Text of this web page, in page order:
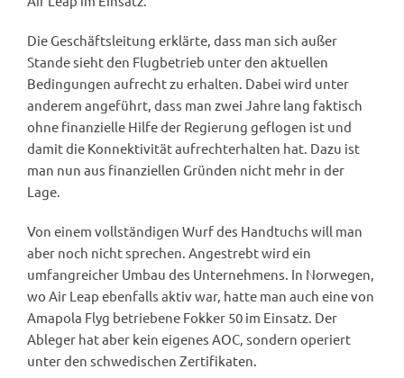
Die Geschäftsleitung erklärte, dass man sich außer
Stande sieht den Flugbetrieb unter den aktuellen
Bedingungen aufrecht zu erhalten. Dabei wird unter
anderem angeführt, dass man zwei Jahre lang faktisch
ohne finanzielle Hilfe der Regierung geflogen ist und
damit die Konnektivität aufrechterhalten hat. Dazu ist
man nun aus finanziellen Gründen nicht mehr in der
Lage.
Von einem vollständigen Wurf des Handtuchs will man
aber noch nicht sprechen. Angestrebt wird ein
umfangreicher Umbau des Unternehmens. In Norwegen,
wo Air Leap ebenfalls aktiv war, hatte man auch eine von
Amapola Flyg betriebene Fokker 50 im Einsatz. Der
Ableger hat aber kein eigenes AOC, sondern operiert
unter den schwedischen Zertifikaten.